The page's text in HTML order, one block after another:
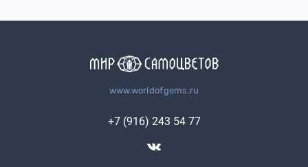
www.worldofgems.ru
+7 (916) 243 54 77